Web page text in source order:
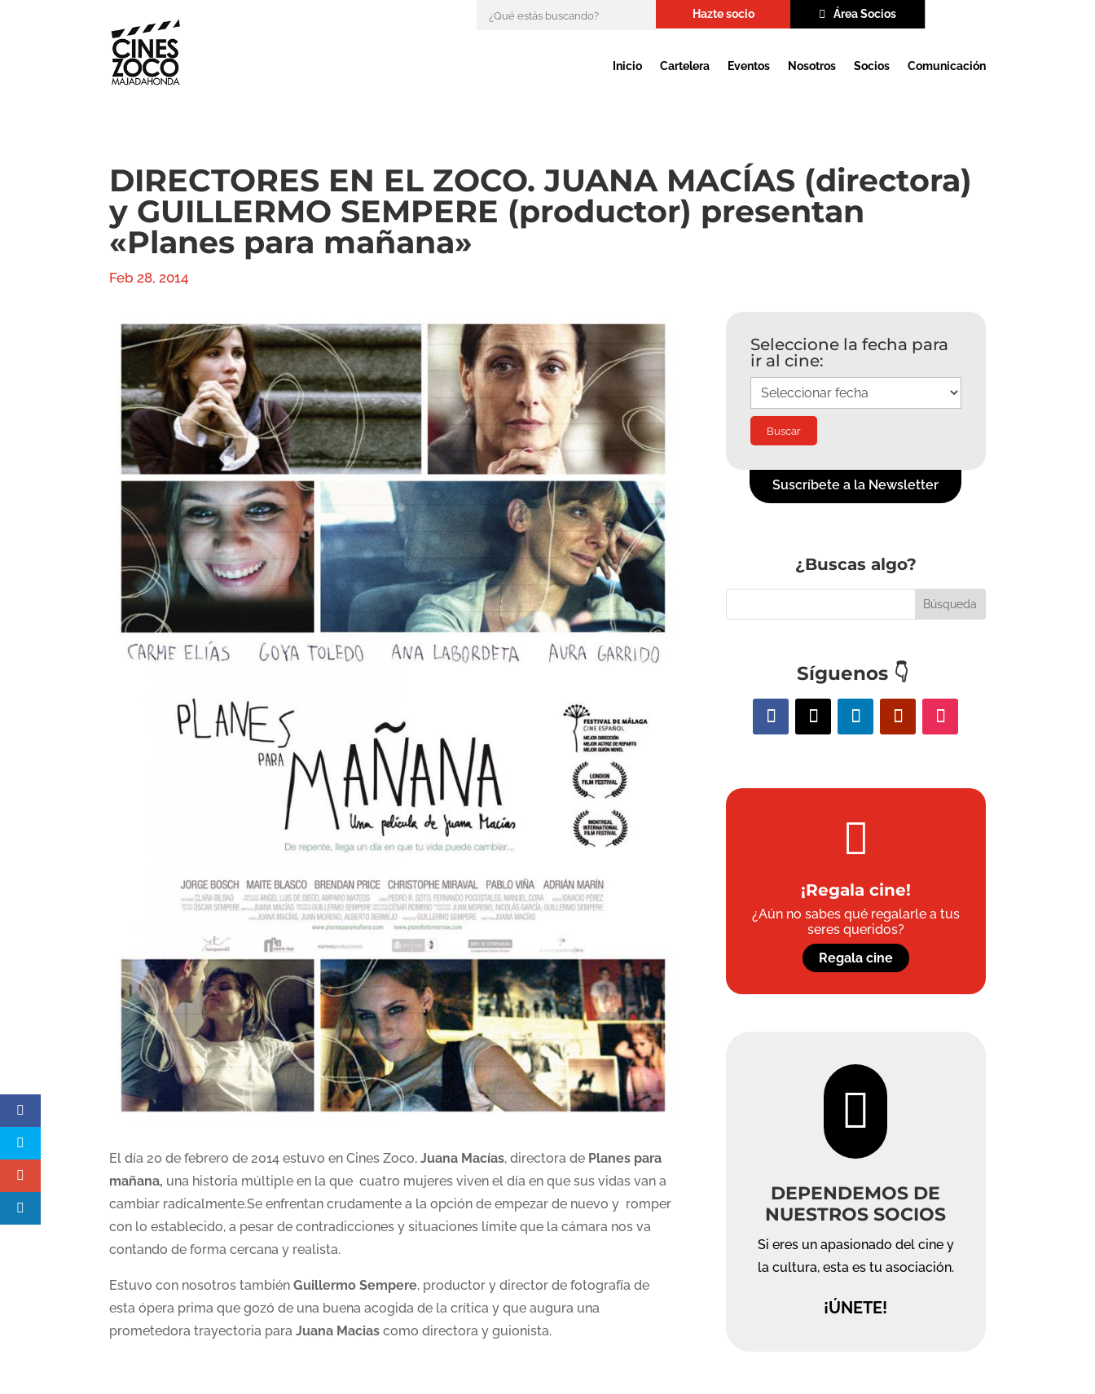
Hazte socio Área Socios
Inicio Cartelera Eventos Nosotros Socios Comunicación
DIRECTORES EN EL ZOCO. JUANA MACÍAS (directora)
y GUILLERMO SEMPERE (productor) presentan
«Planes para mañana»
Feb 28, 2014
El día 20 de febrero de 2014 estuvo en Cines Zoco,Juana Macías, directora de Planes para
mañana, una historia múltiple en la que cuatro mujeres viven el día en que sus vidas van a
cambiar radicalmente.Se enfrentan crudamente a la opción de empezar de nuevo y romper
con lo establecido, a pesar de contradicciones y situaciones límite que la cámara nos va
contando de forma cercana y realista.
Estuvo con nosotros tambiénGuillermo Sempere, productor y director de fotografía de
esta ópera prima que gozó de una buena acogida de la crítica y que augura una
prometedora trayectoria paraJuana Macias como directora y guionista.
Seleccione la fecha para
ir al cine:
Suscríbete a la Newsletter
¿Buscas algo?
Síguenos 👇

¡Regala cine!
¿Aún no sabes qué regalarle a tus
seres queridos?
Regala cine

DEPENDEMOS DE
NUESTROS SOCIOS
Si eres un apasionado del cine y
la cultura, esta es tu asociación.
¡ÚNETE!